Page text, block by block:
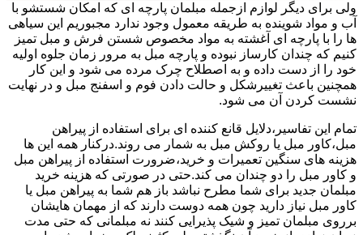
ولی برای دیگر لوازم ازجمله مبلمان پارچه ای که امکان شستشو با
آب و مواد شوینده به طریقه معمول وجود ندارد مجبوریم این سیاهی
ها را با پارچه ای آغشته به مواد مخصوص شستن فرش و مبل تمیز
کنیم که چندان کارساز نبوده و پارچه مبل به مرور زمان جلوه اولیه
خود را از دست داده و به اصطلاح چرک مرده می شود و این کار
همچنین باعث تغییرشکل و حالت دادن فوم و اسفنج مبل و در نهایت
نشست کردن آن می شود.
تمام این تفاسیر،دلایل قانع کننده ای برای استفاده از پیراهن
مبل،کاور مبل یا روکش مبل به شمار می روند.درکنار همه این ها
هزینه های سنگین تعمیرات و خرید،ضرورت استفاده از پیراهن مبل
و کاور مبل را دو چندان می کند.حتی در صورتی که هزینه خرید
مبلمان جدید برای شما مطرح نباشد باز هم شما به پیراهن مبل یا
کاور مبل نیاز دارید چون همه دوست دارند که از مهمان هایشان
برروی مبلمان تمیز و شیک پذیرایی کنند نه مبلمانی که حتی مدت